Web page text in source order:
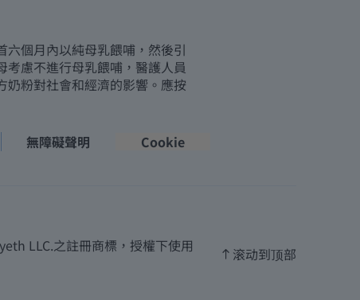
個月內以純母乳餵哺，然後引
慮不進行母乳餵哺，醫護人員
奶粉對社會和經濟的影響。應按
無障礙聲明 Cookie
LLC.之註冊商標，授權下使用
滚动到顶部